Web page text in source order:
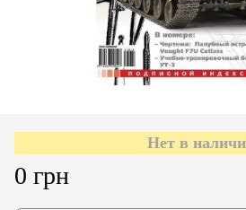
Нет в
0 грн